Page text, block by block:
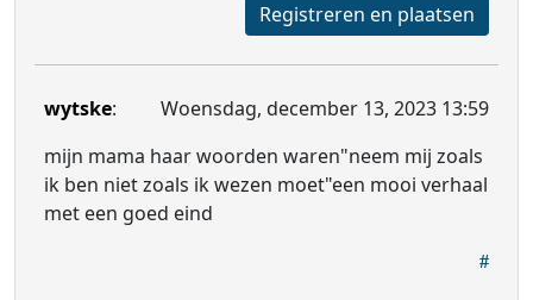
Registreren en plaatsen
wytske:
Woensdag, december 13, 2023 13:59
mijn mama haar woorden waren"neem mij zoals
ik ben niet zoals ik wezen moet"een mooi verhaal
met een goed eind